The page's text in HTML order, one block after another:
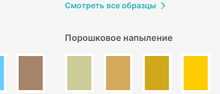
Смотреть все образцы
Порошковое напыление